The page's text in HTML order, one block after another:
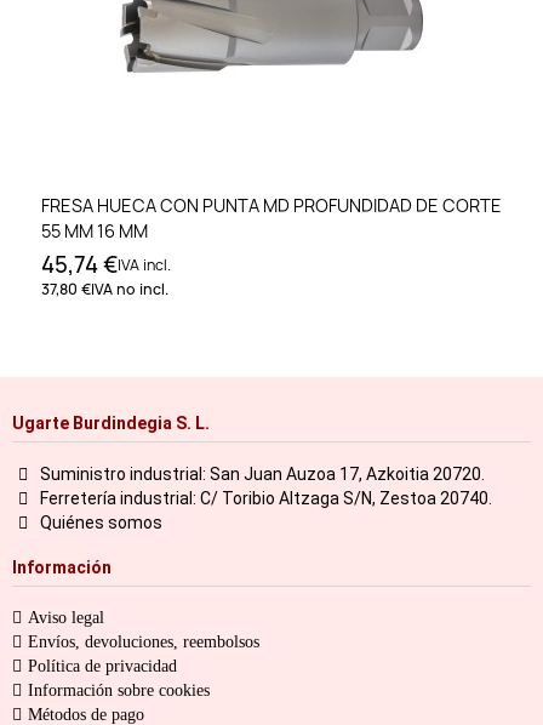
FRESA HUECA CON PUNTA MD PROFUNDIDAD DE CORTE
55 MM 16 MM
45,74 €IVA incl.
37,80 €IVA no incl.
Ugarte Burdindegia S. L.
Suministro industrial: San Juan Auzoa 17, Azkoitia 20720.
Ferretería industrial: C/ Toribio Altzaga S/N, Zestoa 20740.
Quiénes somos
Información
Aviso legal
Envíos, devoluciones, reembolsos
Política de privacidad
Información sobre cookies
Métodos de pago